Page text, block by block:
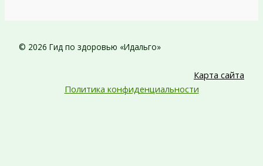
© 2026 Гид по здоровью «Идальго»
Карта сайта
Политика конфиденциальности